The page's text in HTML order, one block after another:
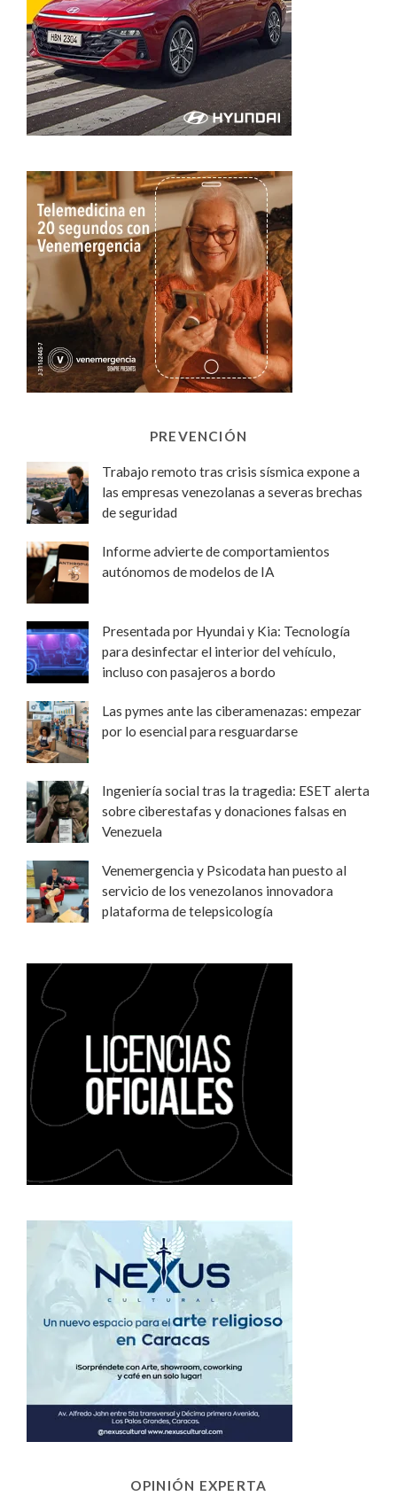
PREVENCIÓN
Trabajo remoto tras crisis sísmica expone a
las empresas venezolanas a severas brechas
de seguridad
Informe advierte de comportamientos
autónomos de modelos de IA
Presentada por Hyundai y Kia: Tecnología
para desinfectar el interior del vehículo,
incluso con pasajeros a bordo
Las pymes ante las ciberamenazas: empezar
por lo esencial para resguardarse
Ingeniería social tras la tragedia: ESET alerta
sobre ciberestafas y donaciones falsas en
Venezuela
Venemergencia y Psicodata han puesto al
servicio de los venezolanos innovadora
plataforma de telepsicología
OPINIÓN EXPERTA